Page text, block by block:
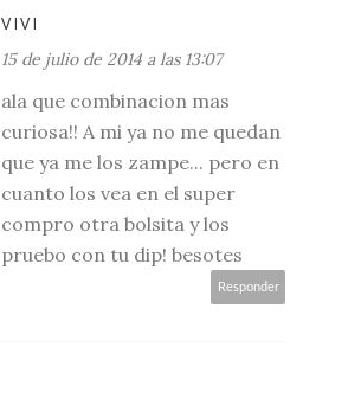
VIVI
15 de julio de 2014 a las 13:07
ala que combinacion mas
curiosa!! A mi ya no me quedan
que ya me los zampe... pero en
cuanto los vea en el super
compro otra bolsita y los
pruebo con tu dip! besotes
Responder